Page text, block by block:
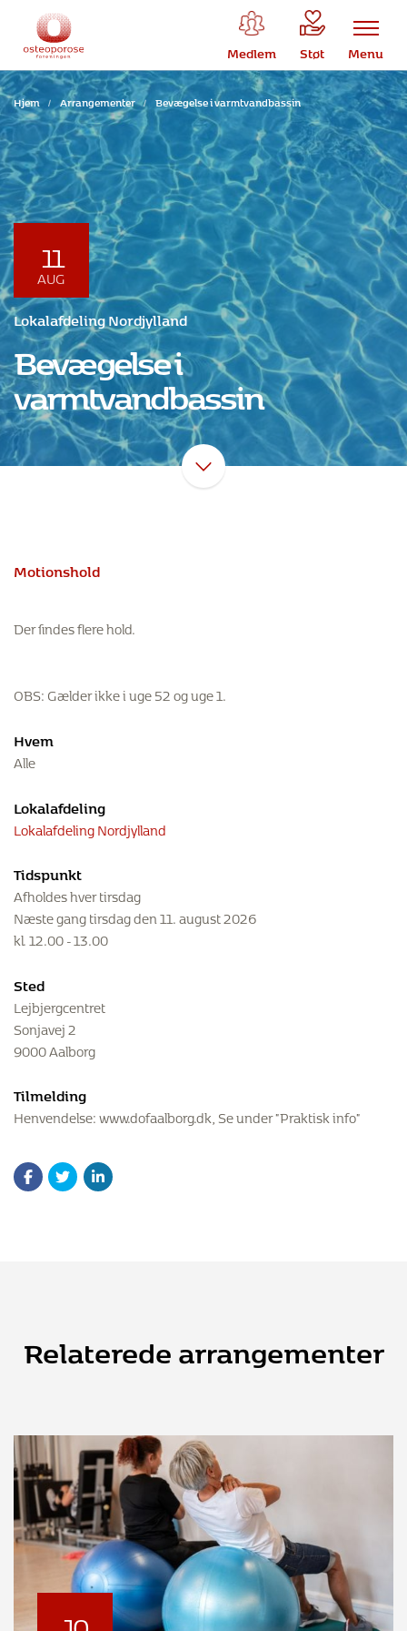
Medlem Støt Menu
Hjem / Arrangementer / Bevægelse i varmtvandbassin
11
AUG
Lokalafdeling Nordjylland
Bevægelse i
varmtvandbassin
Motionshold
Der findes flere hold.
OBS: Gælder ikke i uge 52 og uge 1.
Hvem
Alle
Lokalafdeling
Lokalafdeling Nordjylland
Tidspunkt
Afholdes hver tirsdag
Næste gang tirsdag den 11. august 2026
kl. 12.00 - 13.00
Sted
Lejbjergcentret
Sonjavej 2
9000 Aalborg
Tilmelding
Henvendelse: www.dofaalborg.dk, Se under "Praktisk info"
Relaterede arrangementer